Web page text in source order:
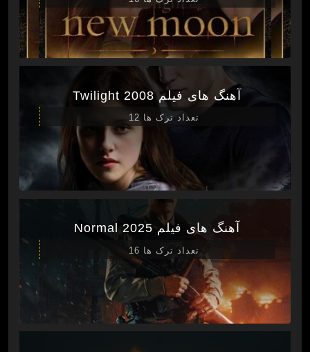
آهنگ های فیلم Twilight 2008
تعداد ترک ها 12
آهنگ های فیلم Normal 2025
تعداد ترک ها 16